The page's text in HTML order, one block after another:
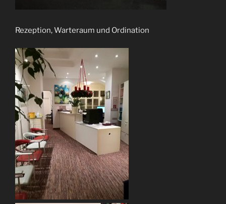
Rezeption, Warteraum und Ordination